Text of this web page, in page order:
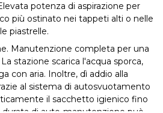
potenza di aspirazione per
più ostinato nei tappeti alti o nelle
piastrelle.
Manutenzione completa per una
stazione scarica l'acqua sporca,
con aria. Inoltre, dì addio alla
al sistema di autosvuotamento
il sacchetto igienico fino